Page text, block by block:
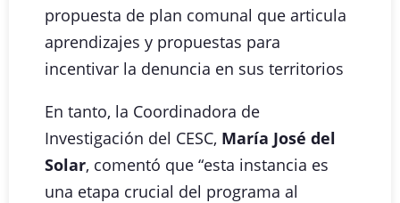
propuesta de plan comunal que articula
aprendizajes y propuestas para
incentivar la denuncia en sus territorios
En tanto, la Coordinadora de
Investigación del CESC, María José del
Solar, comentó que “esta instancia es
una etapa crucial del programa al